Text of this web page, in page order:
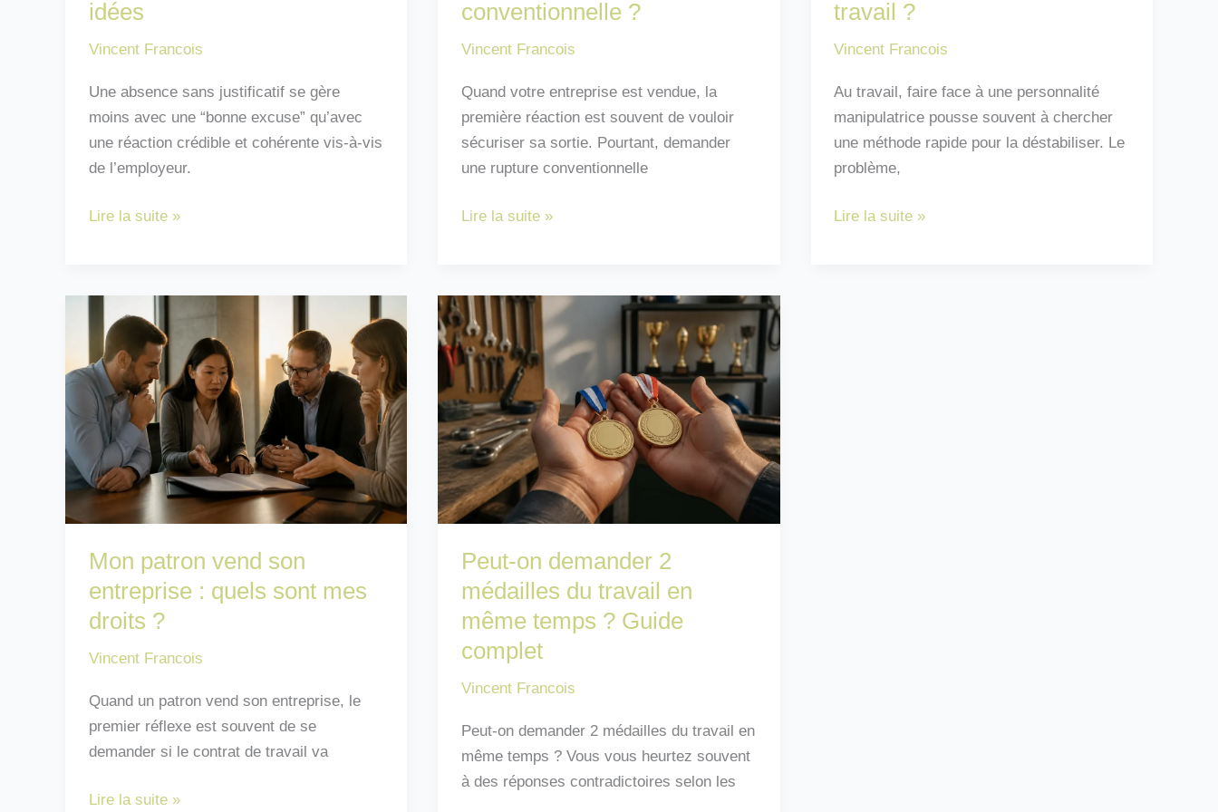
idées
Vincent Francois
Une absence sans justificatif se gère
moins avec une “bonne excuse” qu’avec
une réaction crédible et cohérente vis-à-vis
de l’employeur.
Excuse
pas
aller
travailler
sans
justificatif
idées
Lire la suite »
conventionnelle ?
Vincent Francois
Quand votre entreprise est vendue, la
première réaction est souvent de vouloir
sécuriser sa sortie. Pourtant, demander
une rupture conventionnelle
Vente
:
demander
une
rupture
conventionnelle
?
Lire la suite »
travail ?
Vincent Francois
Au travail, faire face à une personnalité
manipulatrice pousse souvent à chercher
une méthode rapide pour la déstabiliser. Le
problème,
Comment
Lire la suite »
Mon patron vend son
entreprise : quels sont mes
droits ?
Vincent Francois
Quand un patron vend son entreprise, le
premier réflexe est souvent de se
demander si le contrat de travail va
Mon
Lire la suite »
Peut-on demander 2
médailles du travail en
même temps ? Guide
complet
Vincent Francois
Peut-on demander 2 médailles du travail en
même temps ? Vous vous heurtez souvent
à des réponses contradictoires selon les